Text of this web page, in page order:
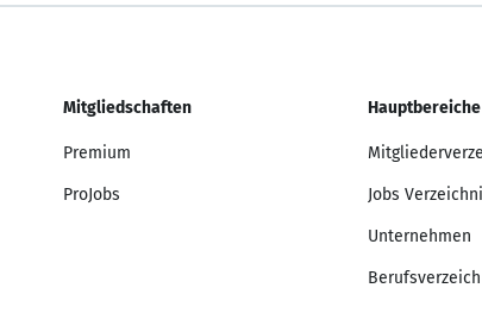
Mitgliedschaften
Premium
ProJobs
Hauptbereiche
Jobs
Unternehmen